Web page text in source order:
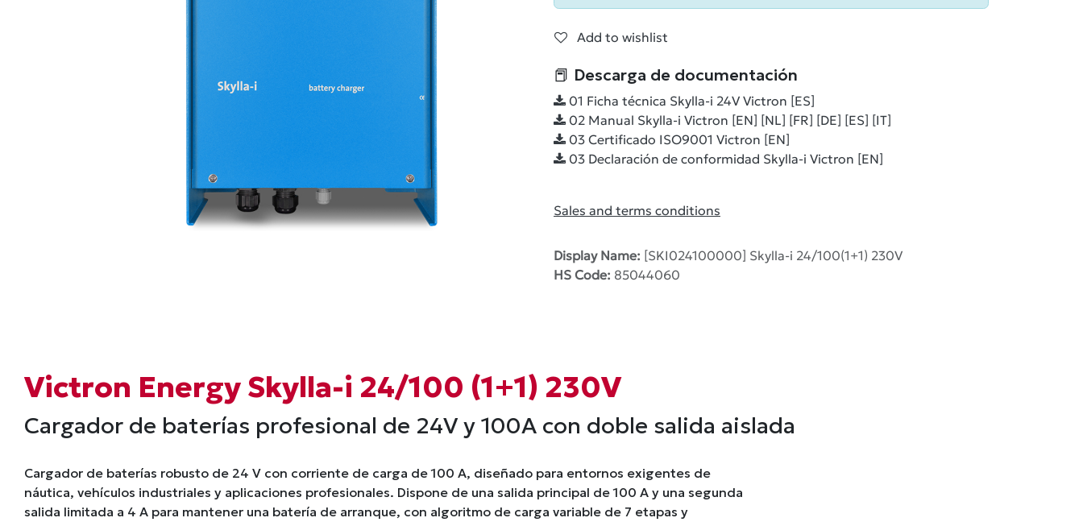
Add to wishlist
📕 Descarga de documentación
01 Ficha técnica Skylla-i 24V Victron [ES]
02 Manual Skylla-i Victron [EN] [NL] [FR] [DE] [ES] [IT]
03 Certificado ISO9001 Victron [EN]
03 Declaración de conformidad Skylla-i Victron [EN]
Sales and terms conditions
Display Name: [SKI024100000] Skylla-i 24/100(1+1) 230V
HS Code: 85044060
Victron Energy Skylla-i 24/100 (1+1) 230V
Cargador de baterías profesional de 24V y 100A con doble salida aislada
Cargador de baterías robusto de 24 V con corriente de carga de 100 A, diseñado para entornos exigentes de
náutica, vehículos industriales y aplicaciones profesionales. Dispone de una salida principal de 100 A y una segunda
salida limitada a 4 A para mantener una batería de arranque, con algoritmo de carga variable de 7 etapas y